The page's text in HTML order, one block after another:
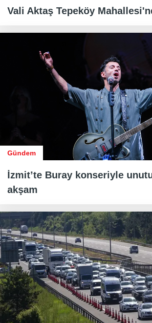
Vali Aktaş Tepeköy
Gündem
İzmit’te Buray konseriyle
akşam